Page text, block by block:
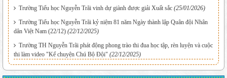
Trường Tiểu học Nguyễn Trãi vinh dự giành được giải Xuất sắc (25/01/2026)
Trường Tiểu học Nguyễn Trãi kỷ niệm 81 năm Ngày thành lập Quân đội Nhân
dân Việt Nam (22/12) (22/12/2025)
Trường TH Nguyễn Trãi phát động phong trào thi đua học tập, rèn luyện và cuộc
thi làm video "Kể chuyện Chú Bộ Đội" (22/12/2025)